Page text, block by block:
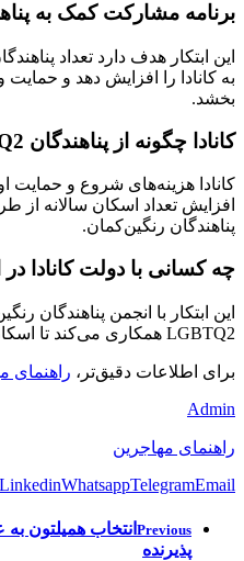
برنامه مشارکت کمک به
به کانادا را افزایش دهد و
بخشد.
کانادا چگونه از پناهندگان LGBTQ2 حمایت می‌کند؟
کانادا هزینه‌های شروع و حمایت
افزایش تعداد اسکان سالانه
پناهندگان رنگین‌کمان.
چه کسانی با دولت کانادا
این ابتکار با انجمن پناهندگان
LGBTQ2 همکاری می‌کند تا اسکان و ادغام پناهندگان را تسهیل کند.
برای اطلاعات دقیق‌تر، راهنمای
Admin
راهنمای مهاجرین
LinkedinWhatsappTelegramEmail
Previous انتخاب همیلتون
پذیرنده